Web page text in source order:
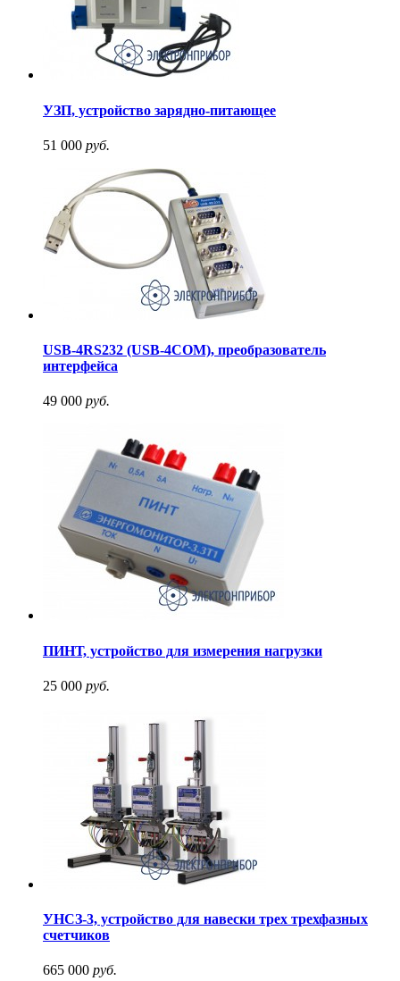
УЗП, устройство зарядно-питающее
51 000 руб.
USB-4RS232 (USB-4COM), преобразователь
интерфейса
49 000 руб.
ПИНТ, устройство для измерения нагрузки
25 000 руб.
УНСЗ-3, устройство для навески трех трехфазных
счетчиков
665 000 руб.